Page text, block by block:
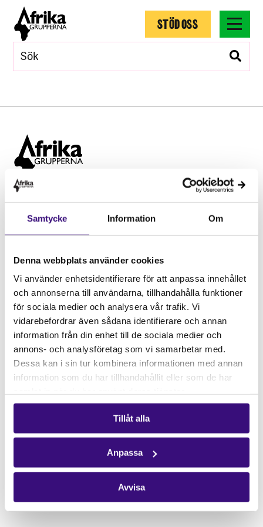
Samtycke Information Om
Denna webbplats använder cookies
Vi använder enhetsidentifierare för att anpassa innehållet
och annonserna till användarna, tillhandahålla funktioner
för sociala medier och analysera vår trafik. Vi
vidarebefordrar även sådana identifierare och annan
information från din enhet till de sociala medier och
annons- och analysföretag som vi samarbetar med.
Dessa kan i sin tur kombinera informationen med annan
information som du har tillhandahållit eller som de har
Tillåt alla
Anpassa
Avvisa
STÖD OSS
Hitta snabbt
STÖD OSS
Vårt arbete
Gåvoshop
Kontakta oss
Hitta kontaktperson
Pressrum
Följ oss
Facebook
Instagram
Få vårt nyhetsbrev